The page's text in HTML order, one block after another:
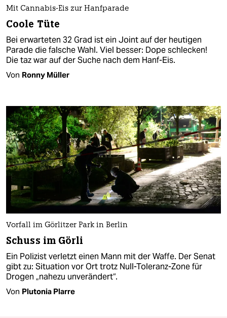
Mit Cannabis-Eis zur Hanfparade
Coole Tüte
Bei erwarteten 32 Grad ist ein Joint auf der heutigen
Parade die falsche Wahl. Viel besser: Dope schlecken!
Die taz war auf der Suche nach dem Hanf-Eis.
Von Ronny Müller
Vorfall im Görlitzer Park in Berlin
Schuss im Görli
Ein Polizist verletzt einen Mann mit der Waffe. Der Senat
gibt zu: Situation vor Ort trotz Null-Toleranz-Zone für
Drogen „nahezu unverändert“.
Von Plutonia Plarre